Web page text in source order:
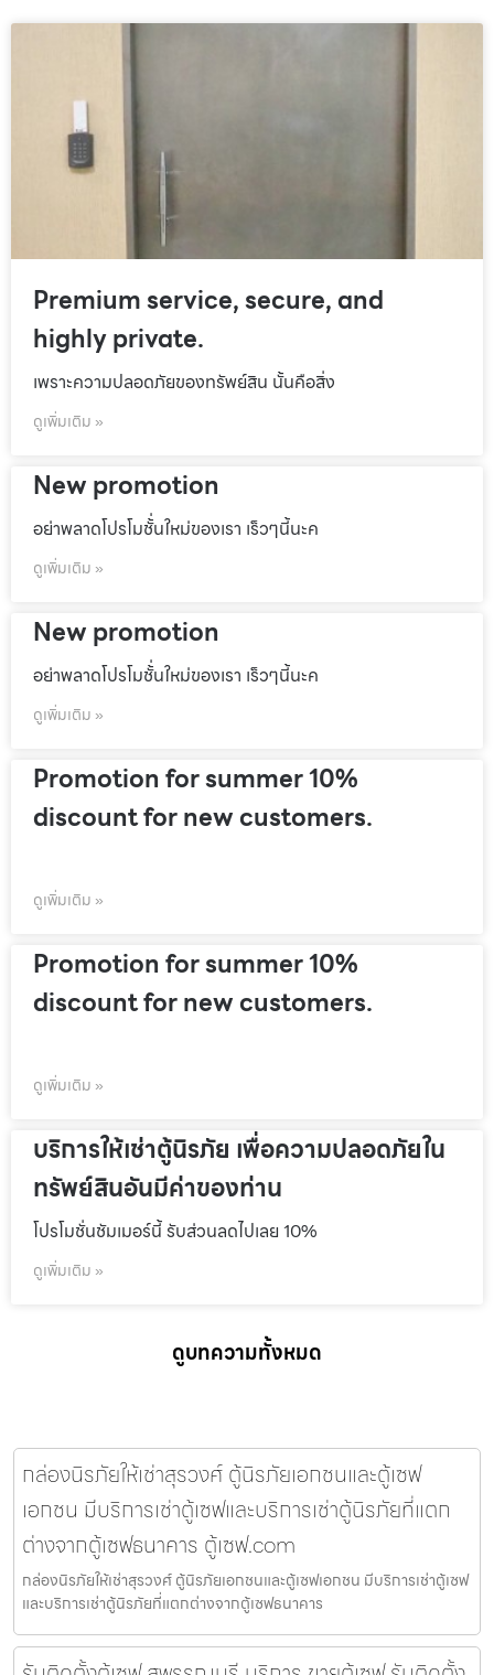
Premium service, secure, and
highly private.
เพราะความปลอดภัยของทรัพย์สิน นั้นคือสิ่ง
ดูเพิ่มเติม »
New promotion
อย่าพลาดโปรโมชั้่นใหม่ของเรา เร็วๆนี้นะค
ดูเพิ่มเติม »
New promotion
อย่าพลาดโปรโมชั้่นใหม่ของเรา เร็วๆนี้นะค
ดูเพิ่มเติม »
Promotion for summer 10%
discount for new customers.
ดูเพิ่มเติม »
Promotion for summer 10%
discount for new customers.
ดูเพิ่มเติม »
บริการให้เช่าตู้นิรภัย เพื่อความปลอดภัยใน
ทรัพย์สินอันมีค่าของท่าน
โปรโมชั่นชัมเมอร์นี้ รับส่วนลดไปเลย 10%
ดูเพิ่มเติม »
ดูบทความทั้งหมด
กล่องนิรภัยให้เช่าสุรวงศ์ ตู้นิรภัยเอกชนและตู้เซฟ
เอกชน มีบริการเช่าตู้เซฟและบริการเช่าตู้นิรภัยที่แตก
ต่างจากตู้เซฟธนาคาร ตู้เซฟ.com
กล่องนิรภัยให้เช่าสุรวงศ์ ตู้นิรภัยเอกชนและตู้เซฟเอกชน มีบริการเช่าตู้เซฟ
และบริการเช่าตู้นิรภัยที่แตกต่างจากตู้เซฟธนาคาร